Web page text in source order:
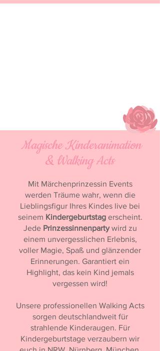
Magische Kinderanimation
& Walking Acts
Mit Märchenprinzessin Events
werden Träume wahr, wenn die
Lieblingsfigur Ihres Kindes live bei
seinem Kindergeburtstagerscheint.
Jede Prinzessinnenpartywird zu
einem unvergesslichen Erlebnis,
voller Magie, Spaß und glänzender
Erinnerungen. Garantiert ein
Highlight, das kein Kind jemals
vergessen wird!
Unsere professionellen Walking Acts
sorgen deutschlandweit für
strahlende Kinderaugen. Für
Kindergeburtstage verzaubern wir